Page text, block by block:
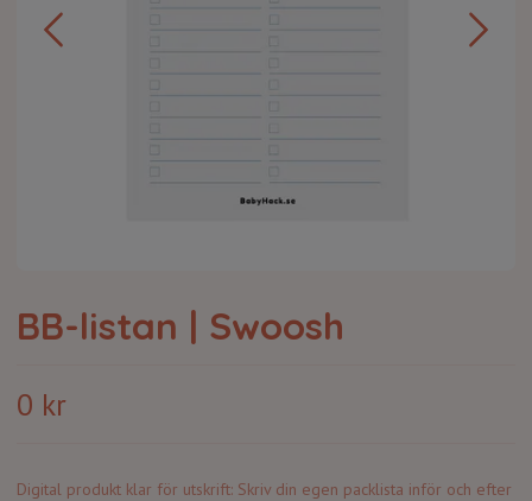
BB-listan | Swoosh
0 kr
Digital produkt klar för utskrift: Skriv din egen packlista inför och efter